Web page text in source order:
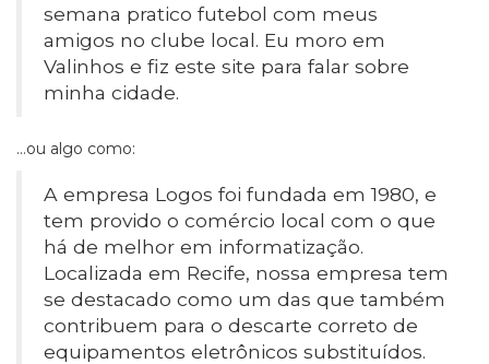
semana pratico futebol com meus
amigos no clube local. Eu moro em
Valinhos e fiz este site para falar sobre
minha cidade.
…ou algo como:
A empresa Logos foi fundada em 1980, e
tem provido o comércio local com o que
há de melhor em informatização.
Localizada em Recife, nossa empresa tem
se destacado como um das que também
contribuem para o descarte correto de
equipamentos eletrônicos substituídos.